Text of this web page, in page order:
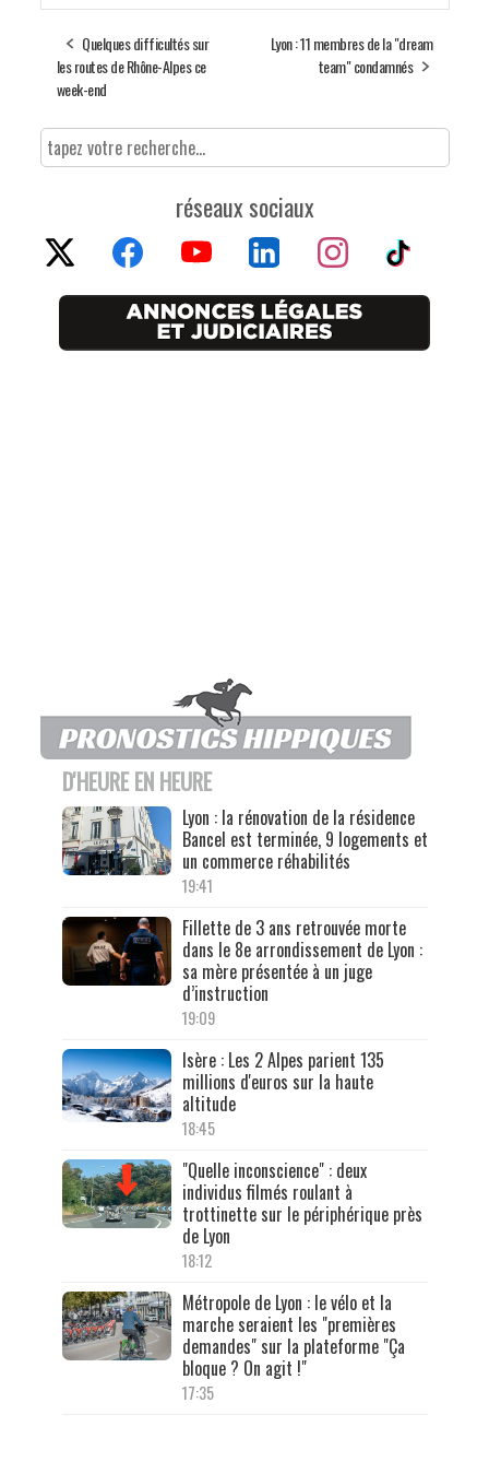
Quelques difficultés sur
les routes de Rhône-Alpes ce
week-end
Lyon : 11 membres de la "dream
team" condamnés
réseaux sociaux
D'HEURE EN HEURE
Lyon : la rénovation de la résidence
Bancel est terminée, 9 logements et
un commerce réhabilités
19:41
Fillette de 3 ans retrouvée morte
dans le 8e arrondissement de Lyon :
sa mère présentée à un juge
d’instruction
19:09
Isère : Les 2 Alpes parient 135
millions d'euros sur la haute
altitude
18:45
"Quelle inconscience" : deux
individus filmés roulant à
trottinette sur le périphérique près
de Lyon
18:12
Métropole de Lyon : le vélo et la
marche seraient les "premières
demandes" sur la plateforme "Ça
bloque ? On agit !"
17:35